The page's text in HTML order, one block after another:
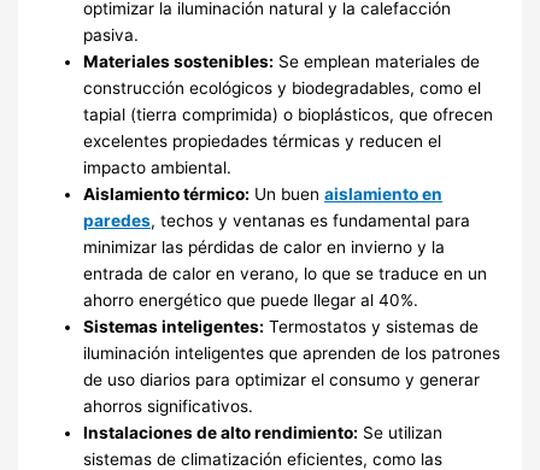
optimizar la iluminación natural y la calefacción
pasiva.
Materiales sostenibles: Se emplean materiales de
construcción ecológicos y biodegradables, como el
tapial (tierra comprimida) o bioplásticos, que ofrecen
excelentes propiedades térmicas y reducen el
impacto ambiental.
Aislamiento térmico: Un buenaislamiento en
paredes, techos y ventanas es fundamental para
minimizar las pérdidas de calor en invierno y la
entrada de calor en verano, lo que se traduce en un
ahorro energético que puede llegar al 40%.
Sistemas inteligentes: Termostatos y sistemas de
iluminación inteligentes que aprenden de los patrones
de uso diarios para optimizar el consumo y generar
ahorros significativos.
Instalaciones de alto rendimiento: Se utilizan
sistemas de climatización eficientes, como las